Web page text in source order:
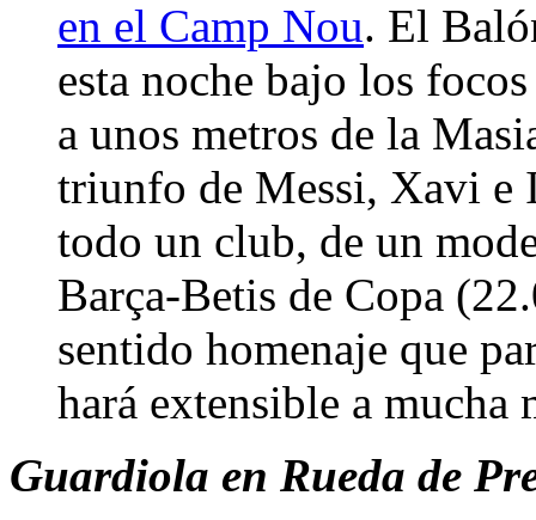
en el Camp Nou. El
esta noche bajo los
a unos metros de la
triunfo de Messi, Xavi e
todo un club, de un
Barça-Betis de Copa
sentido homenaje que
hará extensible a
Guardiola en Rueda de